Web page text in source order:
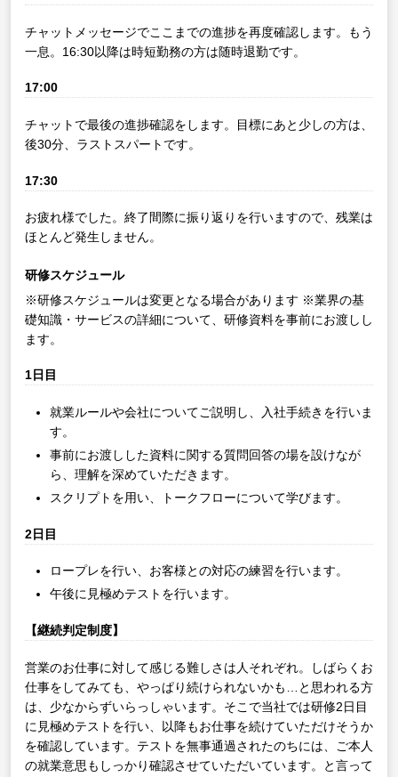
チャットメッセージでここまでの進捗を再度確認します。もう
一息。16:30以降は時短勤務の方は随時退勤です。
17:00
チャットで最後の進捗確認をします。目標にあと少しの方は、
後30分、ラストスパートです。
17:30
お疲れ様でした。終了間際に振り返りを行いますので、残業は
ほとんど発生しません。
研修スケジュール
※研修スケジュールは変更となる場合があります ※業界の基
礎知識・サービスの詳細について、研修資料を事前にお渡しし
ます。
1日目
就業ルールや会社についてご説明し、入社手続きを行いま
す。
事前にお渡しした資料に関する質問回答の場を設けなが
ら、理解を深めていただきます。
スクリプトを用い、トークフローについて学びます。
2日目
ロープレを行い、お客様との対応の練習を行います。
午後に見極めテストを行います。
【継続判定制度】
営業のお仕事に対して感じる難しさは人それぞれ。しばらくお
仕事をしてみても、やっぱり続けられないかも…と思われる方
は、少なからずいらっしゃいます。そこで当社では研修2日目
に見極めテストを行い、以降もお仕事を続けていただけそうか
を確認しています。テストを無事通過されたのちには、ご本人
の就業意思もしっかり確認させていただいています。と言って